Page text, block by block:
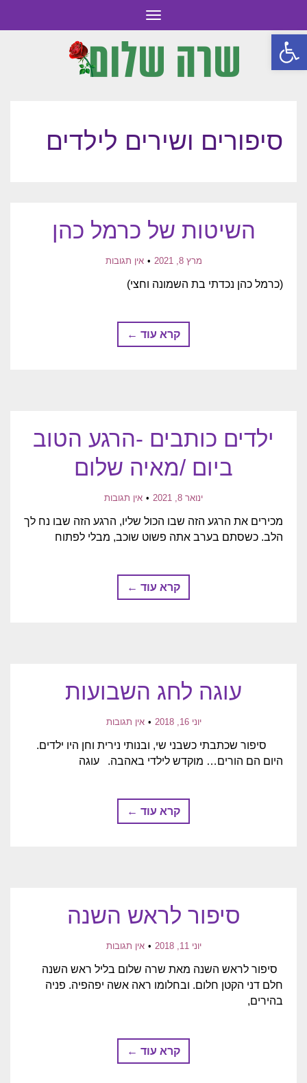
פתח סרגל נגישות
תפריט
סיפורים ושירים לילדים
השיטות של כרמל כהן
מרץ 8, 2021 אין תגובות
(כרמל כהן נכדתי בת השמונה וחצי)
קרא עוד ←
ילדים כותבים -הרגע הטוב
ביום /מאיה שלום
ינואר 8, 2021 אין תגובות
מכירים את הרגע הזה שבו הכול שליו, הרגע הזה שבו נח לך
הלב. כשסתם בערב אתה פשוט שוכב, מבלי לפתוח
קרא עוד ←
עוגה לחג השבועות
יוני 16, 2018 אין תגובות
סיפור שכתבתי כשבני שי, ובנותי נירית וחן היו ילדים.
היום הם הורים… מוקדש לילדי באהבה. עוגה
קרא עוד ←
סיפור לראש השנה
יוני 11, 2018 אין תגובות
סיפור לראש השנה מאת שרה שלום בליל ראש השנה
חלם דני הקטן חלום. ובחלומו ראה אשה יפהפיה. פניה
בהירים,
קרא עוד ←